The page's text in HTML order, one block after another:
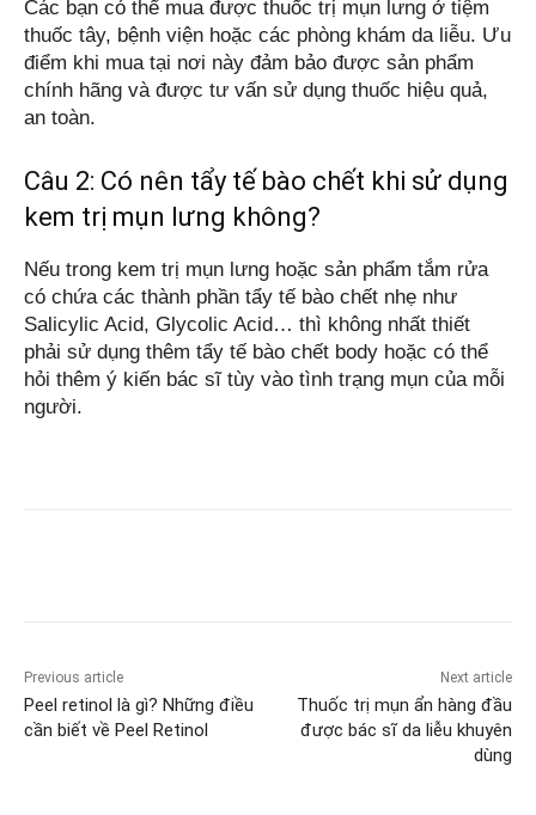
Các bạn có thể mua được thuốc trị mụn lưng ở tiệm
thuốc tây, bệnh viện hoặc các phòng khám da liễu. Ưu
điểm khi mua tại nơi này đảm bảo được sản phẩm
chính hãng và được tư vấn sử dụng thuốc hiệu quả,
an toàn.
Câu 2: Có nên tẩy tế bào chết khi sử dụng
kem trị mụn lưng không?
Nếu trong kem trị mụn lưng hoặc sản phẩm tắm rửa
có chứa các thành phần tẩy tế bào chết nhẹ như
Salicylic Acid, Glycolic Acid… thì không nhất thiết
phải sử dụng thêm tẩy tế bào chết body hoặc có thể
hỏi thêm ý kiến bác sĩ tùy vào tình trạng mụn của mỗi
người.
Previous article
Peel retinol là gì? Những điều
cần biết về Peel Retinol
Next article
Thuốc trị mụn ẩn hàng đầu
được bác sĩ da liễu khuyên
dùng